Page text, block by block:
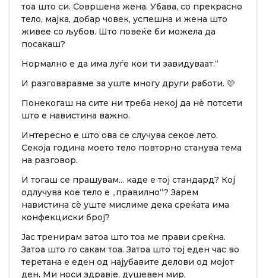
тоа што си. Совршена жена. Убава, со прекрасно
тело, мајка, добар човек, успешна и жена што
живее со љубов. Што повеќе би можела да
посакаш?
Нормално е да има луѓе кои ти завидуваат.“
И разговаравме за уште многу други работи. 🩷
Понекогаш на сите ни треба некој да нè потсети
што е навистина важно.
Интересно е што ова се случува секое лето.
Секоја година моето тело повторно станува тема
на разговор.
И тогаш се прашувам... каде е тој стандард? Кој
одлучува кое тело е „правилно“? Зарем
навистина сè уште мислиме дека среќата има
конфекциски број?
Јас тренирам затоа што тоа ме прави среќна.
Затоа што го сакам тоа. Затоа што тој еден час во
теретана е еден од најубавите делови од мојот
ден. Ми носи здравје, душевен мир,